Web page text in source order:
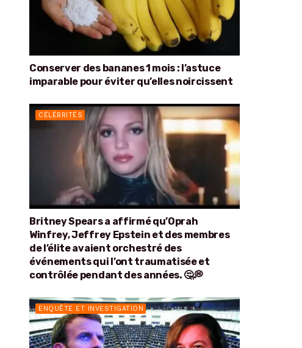
Conserver des bananes 1 mois : l’astuce
imparable pour éviter qu’elles noircissent
CÉLÉBRITÉS
Britney Spears a affirmé qu’Oprah
Winfrey, Jeffrey Epstein et des membres
de l’élite avaient orchestré des
événements qui l’ont traumatisée et
contrôlée pendant des années. 🤔💭
ENQUÊTE ET INVESTIGATION